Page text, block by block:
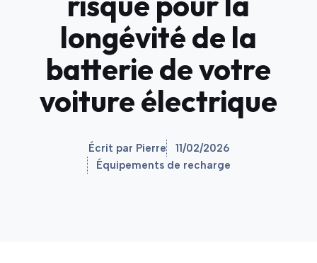
longévité de la
batterie de votre
voiture électrique
Écrit par Pierre
11/02/2026
Équipements de recharge